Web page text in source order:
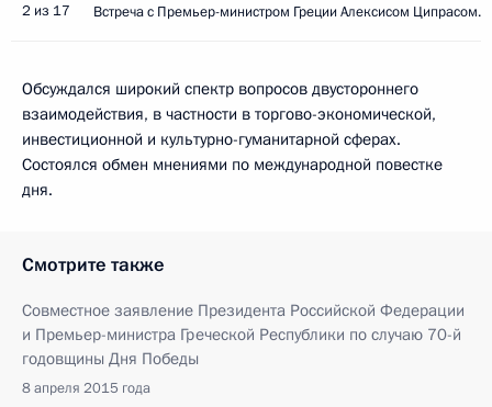
2 из 17 Встреча с Премьер-министром Греции Алексисом Ципрасом.
Обсуждался широкий спектр вопросов двустороннего
взаимодействия, в частности в торгово-экономической,
инвестиционной и культурно-гуманитарной сферах.
Состоялся обмен мнениями по международной повестке
дня.
Смотрите также
Совместное заявление Президента Российской Федерации
и Премьер-министра Греческой Республики по случаю 70-й
годовщины Дня Победы
8 апреля 2015 года